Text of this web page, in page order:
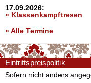
17.09.2026:
» Klassenkampftresen
» Alle Termine
Eintrittspreispolitik
Sofern nicht anders